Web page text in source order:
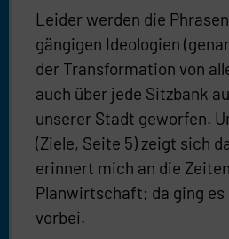
Leider werden die
gängigen Ideologien
der Transformation von
auch über jede Sitzbank
unserer Stadt geworfen.
(Ziele, Seite 5) zeigt sich
erinnert mich an die
Planwirtschaft; da ging
vorbei.